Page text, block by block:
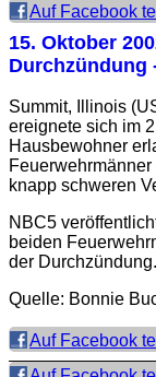
Auf Facebook
15. Oktober
Durchzündung
Summit, Illinois
ereignete sich im
Hausbewohner
knapp schweren
NBC5
beiden
der Durchzündung.
Quelle: Bonnie
Auf Facebook